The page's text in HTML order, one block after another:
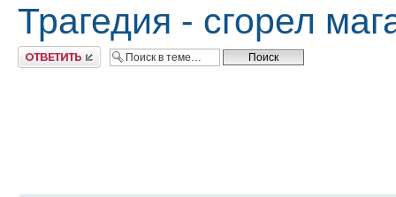
Трагедия - сгорел
Ответить